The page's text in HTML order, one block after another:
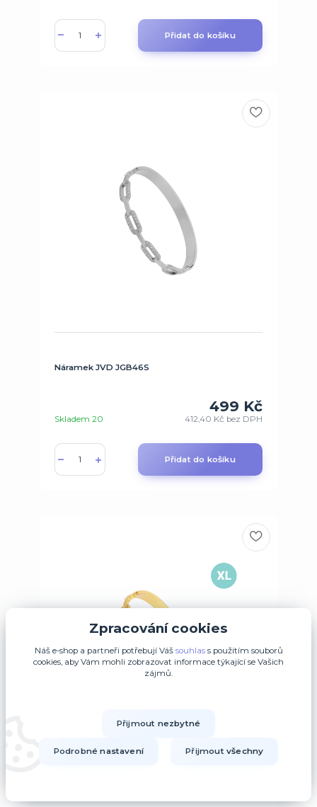
Přidat do košíku
Náramek JVD JGB46S
499 Kč
412,40 Kč bez DPH
Skladem 20
Přidat do košíku
Zpracování cookies
Náš e-shop a partneři potřebují Váš souhlass použitím souborů
cookies, aby Vám mohli zobrazovat informace týkající se Vašich
zájmů.
Přijmout nezbytné
Podrobné nastavení Přijmout všechny